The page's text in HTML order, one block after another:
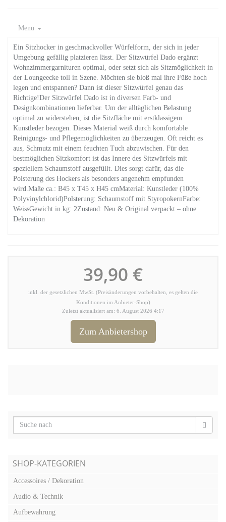
Menu
Ein Sitzhocker in geschmackvoller Würfelform, der sich in jeder
Umgebung gefällig platzieren lässt. Der Sitzwürfel Dado ergänzt
Wohnzimmergarnituren optimal, oder setzt sich als Sitzmöglichkeit in
der Loungeecke toll in Szene. Möchten sie bloß mal ihre Füße hoch
legen und entspannen? Dann ist dieser Sitzwürfel genau das
Richtige!Der Sitzwürfel Dado ist in diversen Farb- und
Designkombinationen lieferbar. Um der alltäglichen Belastung
optimal zu widerstehen, ist die Sitzfläche mit erstklassigem
Kunstleder bezogen. Dieses Material weiß durch komfortable
Reinigungs- und Pflegemöglichkeiten zu überzeugen. Oft reicht es
aus, Schmutz mit einem feuchten Tuch abzuwischen. Für den
bestmöglichen Sitzkomfort ist das Innere des Sitzwürfels mit
speziellem Schaumstoff ausgefüllt. Dies sorgt dafür, das die
Polsterung des Hockers als besonders angenehm empfunden
wird.Maße ca.: B45 x T45 x H45 cmMaterial: Kunstleder (100%
Polyvinylchlorid)Polsterung: Schaumstoff mit StyropokernFarbe:
WeissGewicht in kg: 2Zustand: Neu & Original verpackt – ohne
Dekoration
39,90 €
inkl. der gesetzlichen MwSt. (Preisänderungen vorbehalten, es gelten die
Konditionen im Anbieter-Shop)
Zuletzt aktualisiert am: 6. August 2026 4:17
Zum Anbietershop
SHOP-KATEGORIEN
Accessoires / Dekoration
Audio & Technik
Aufbewahrung